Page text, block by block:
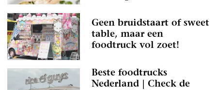
Geen bruidstaart of sweet
table, maar een
foodtruck vol zoet!
Beste foodtrucks
Nederland | Check de